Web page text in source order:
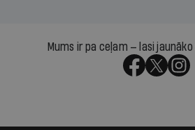
Mums ir pa ceļam — lasi